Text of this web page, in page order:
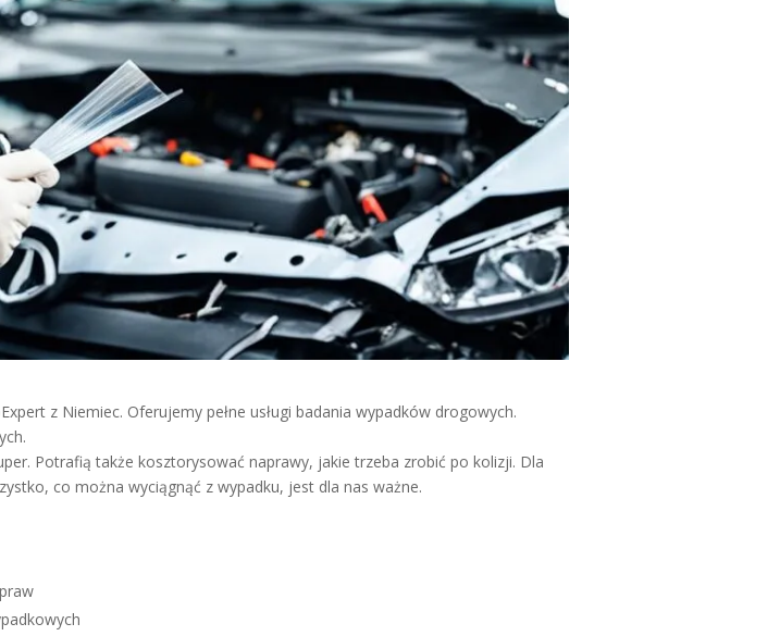
z Niemiec. Oferujemy pełne usługi badania wypadków drogowych.
Potrafią także kosztorysować naprawy, jakie trzeba zrobić po kolizji. Dla
co można wyciągnąć z wypadku, jest dla nas ważne.